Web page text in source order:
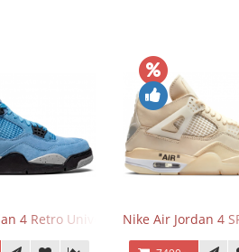
4 Retro University BlueNike Air Jordan 4